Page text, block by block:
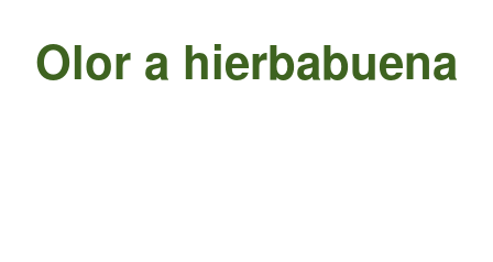
Olor a hierbabuena